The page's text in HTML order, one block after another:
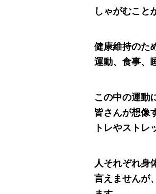
しゃがむこと
健康維持のた
運動、食事、
この中の運動
皆さんが想像
トレやストレ
人それぞれ身
言えませんが